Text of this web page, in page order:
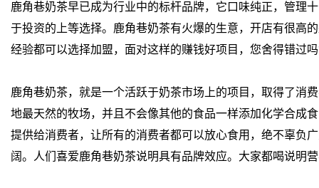
鹿角巷奶茶早已成为行业中的标杆品牌，它口味纯正，管理
于投资的上等选择。鹿角巷奶茶有火爆的生意，开店有很高
经验都可以选择加盟，面对这样的赚钱好项目，您舍得错过
鹿角巷奶茶，就是一个活跃于奶茶市场上的项目，取得了消
地最天然的牧场，并且不会像其他的食品一样添加化学合成
提供给消费者，让所有的消费者都可以放心食用，绝不辜负
阔。人们喜爱鹿角巷奶茶说明具有品牌效应。大家都喝说